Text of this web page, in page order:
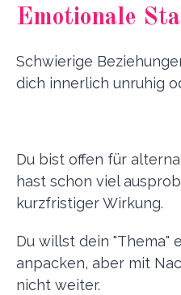
Emotionale
Schwierige
dich innerlich unruhig
Du bist offen für
hast schon viel
kurzfristiger Wirkung.
Du willst dein "Thema"
anpacken, aber mit
nicht weiter.